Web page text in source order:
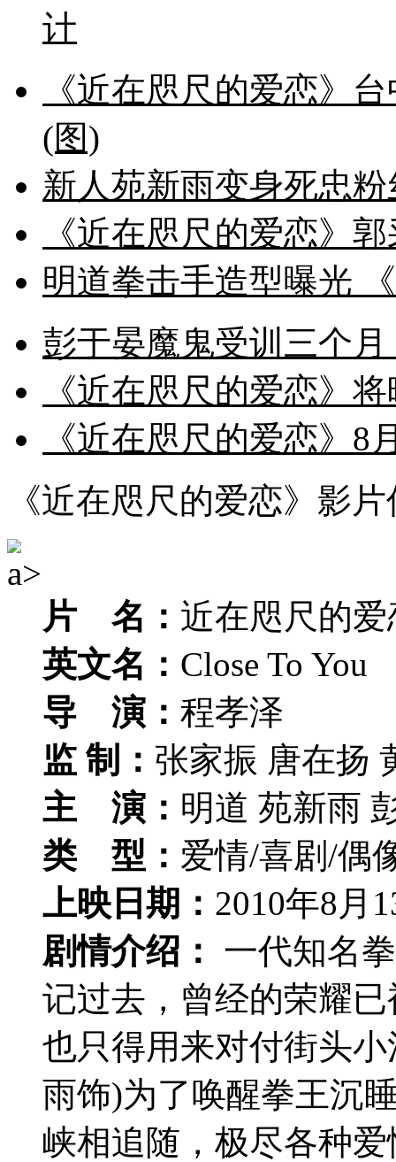
计
《近在咫尺的爱恋》
(图)
新人苑新雨变身死忠
《近在咫尺的爱恋》
明道拳击手造型曝光
彭于晏魔鬼受训三个
《近在咫尺的爱恋》
《近在咫尺的爱恋》8
《近在咫尺的爱恋》影
a>
片 名： 近在咫尺的爱
英文名： Close To You
导 演： 程孝泽
监 制： 张家振 唐在扬
主 演： 明道 苑新雨
类 型： 爱情/喜剧/偶
上映日期： 2010年8月
剧情介绍：
一代知名
记过去，曾经的荣耀
也只得用来对付街头
雨饰)为了唤醒拳王沉
峡相追随，极尽各种